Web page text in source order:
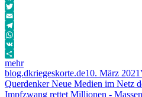
Facebook
Twitter
Email
Telegram
WhatsApp
VK
mehr
Autor
blog.dkriegeskorte.deVeröffentlicht
am
10. März 2021
Querdenker Neue Medien im Netz
Impfzwang rettet Millionen -